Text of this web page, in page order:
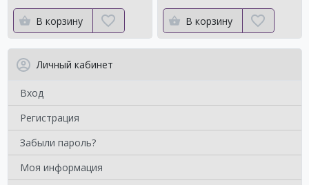
В корзину
чучелаворона.
В корзину
Личный кабинет
Вход
Регистрация
Забыли пароль?
Моя информация